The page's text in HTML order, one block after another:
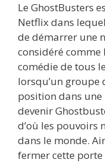
Le GhostBusters
Netflix dans
de démarrer une
considéré comme
comédie de tous
lorsqu’un groupe
position dans
devenir
d’où les pouvoirs
dans le monde.
fermer cette porte